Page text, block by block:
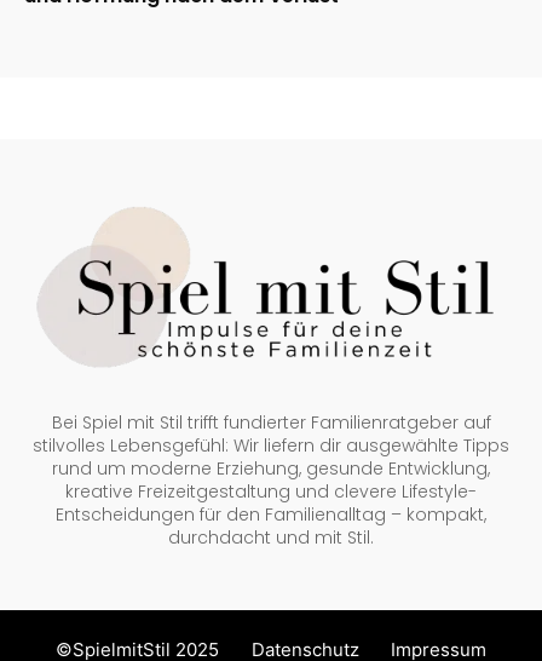
Bei Spiel mit Stil trifft fundierter Familienratgeber auf
stilvolles Lebensgefühl: Wir liefern dir ausgewählte Tipps
rund um moderne Erziehung, gesunde Entwicklung,
kreative Freizeitgestaltung und clevere Lifestyle-
Entscheidungen für den Familienalltag – kompakt,
durchdacht und mit Stil.
©SpielmitStil 2025 Datenschutz Impressum